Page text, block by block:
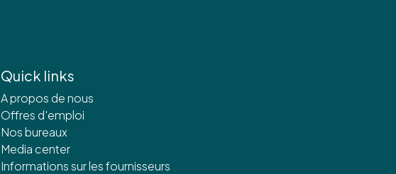
Quick links
A propos de nous
Offres d'emploi
Nos bureaux
Media center
Informations sur les fournisseurs